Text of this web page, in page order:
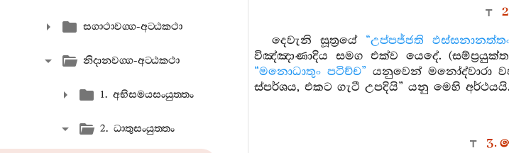
සගාථාවග‍්ග-අට‍්ඨකථා
නිදානවග‍්ග-අට‍්ඨකථා
1. අභිසමයසංයුත‍්තං
2. ධාතුසංයුත‍්තං
දෙවැනි සූත්‍රයේ “උප්පජ්ජති
විඤ්ඤාණාදිය සමග එක්ව යෙදේ.
“මනොධාතුං පටිච්ච” යනුවෙන් මනෝද්වාරා
ස්පර්ශය, එකට ගැටී උපදියි” යනු මෙහි අර්ථයයි.
3.